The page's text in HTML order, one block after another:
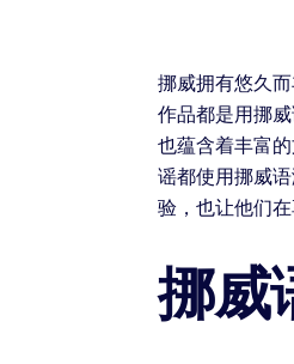
挪威拥有悠久
作品都是用挪
也蕴含着丰富
谣都使用挪威
验，也让他们在
挪威